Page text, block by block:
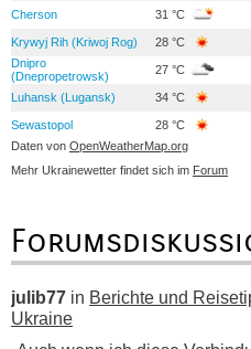
Cherson 31 °C
Krywyj Rih (Kriwoj Rog) 28 °C
Dnipro
(Dnepropetrowsk)
27 °C
Luhansk (Lugansk) 34 °C
Sewastopol 28 °C
Daten von OpenWeatherMap.org
Mehr Ukrainewetter findet sich im Forum
julib77 in Berichte und
Ukraine